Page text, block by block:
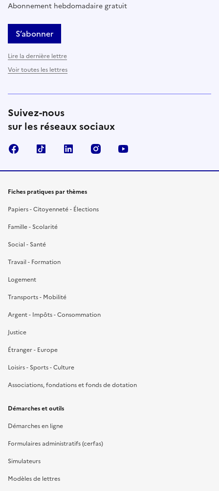
Abonnement hebdomadaire gratuit
S’abonner
Lire la dernière lettre
Voir toutes les lettres
Suivez-nous
sur les réseaux sociaux
FacebookTikTok LinkedIn Instagram
Fiches pratiques par thèmes
Papiers - Citoyenneté - Élections
Famille - Scolarité
Social - Santé
Travail - Formation
Logement
Transports - Mobilité
Argent - Impôts - Consommation
Justice
Étranger - Europe
Loisirs - Sports - Culture
Associations, fondations et fonds de dotation
Démarches et outils
Démarches en ligne
Formulaires administratifs (cerfas)
Simulateurs
Modèles de lettres